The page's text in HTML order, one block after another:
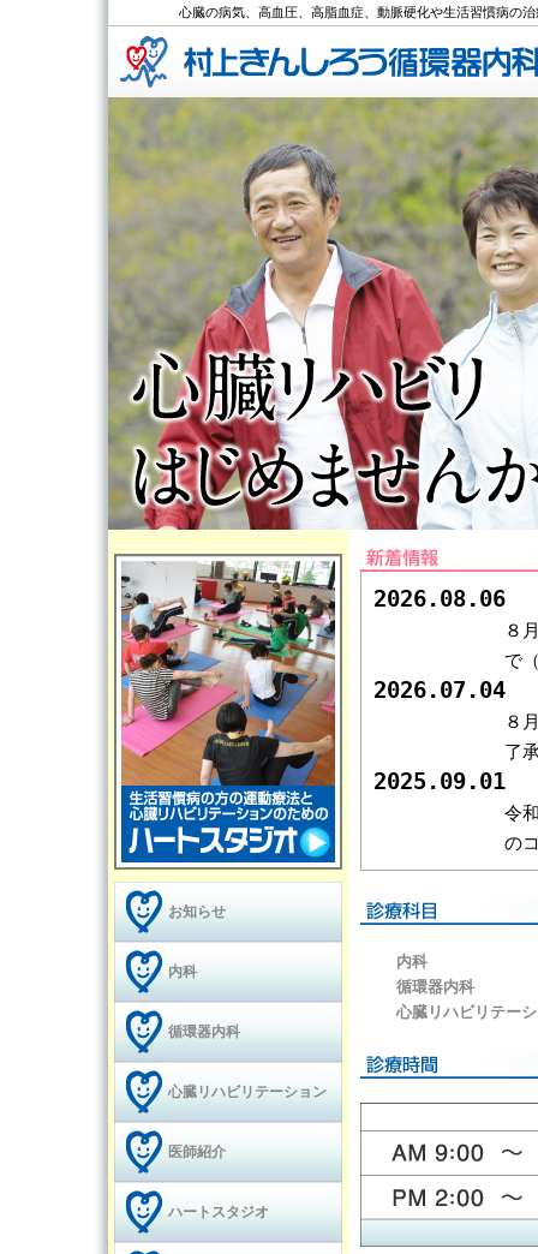
心臓の病気、高血圧、高脂血症、動脈硬化や生活習慣病の
お知らせ
内科
循環器内科
心臓リハビリテーション
医師紹介
ハートスタジオ
2026.08.06
８
で
2026.07.04
８
了
2025.09.01
令
の
内科
循環器内科
心臓リハビリテー